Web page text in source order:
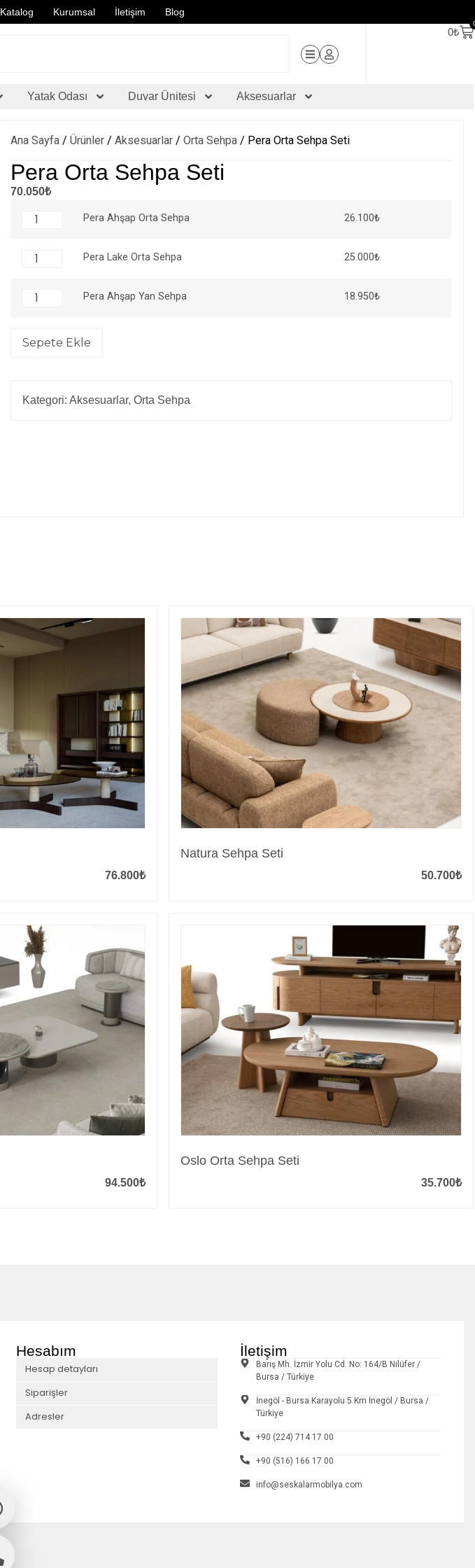
Katalog Kurumsal İletişim Blog
0₺
Yatak Odası Duvar Ünitesi Aksesuarlar
Ana Sayfa /Ürünler /Aksesuarlar /Orta Sehpa / Pera Orta Sehpa Seti
Pera Orta Sehpa Seti
70.050₺
Pera Ahşap Orta Sehpa 26.100₺
Pera Lake Orta Sehpa 25.000₺
Pera Ahşap Yan Sehpa 18.950₺
Sepete Ekle
Kategori:Aksesuarlar,Orta Sehpa
76.800₺
Natura Sehpa Seti
50.700₺
94.500₺
Oslo Orta Sehpa Seti
35.700₺
Hesabım
Hesap detayları
Siparişler
Adresler
İletişim
Barış Mh. İzmir Yolu Cd. No: 164/B Nilüfer /
Bursa / Türkiye
İnegöl - Bursa Karayolu 5.Km İnegöl / Bursa /
Türkiye
+90 (224) 714 17 00
+90 (516) 166 17 00
info@seskalarmobilya.com